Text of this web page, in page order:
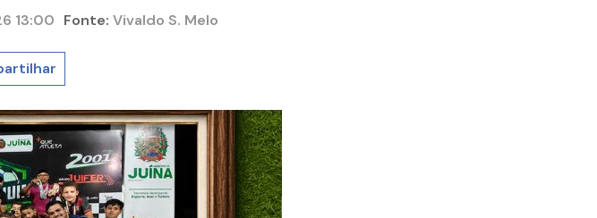
13:00 Fonte: Vivaldo S. Melo